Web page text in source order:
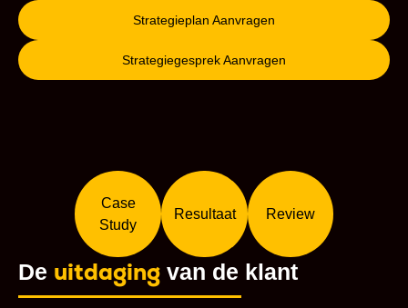
Strategieplan Aanvragen
Strategiegesprek Aanvragen
Case
Study
Resultaat Review
De uitdaging van de klant